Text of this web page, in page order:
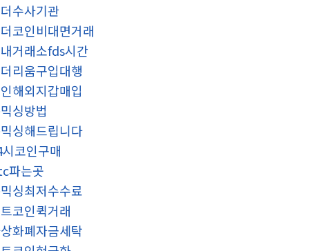
수사기관
코인비대면거래
거래소fds시간
리움구입대행
해외지갑매입
싱방법
싱해드립니다
코인구매
파는곳
싱최저수수료
코인퀵거래
화폐자금세탁